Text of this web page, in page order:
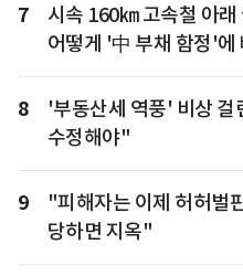
7
시속 160㎞ 고속철 아
어떻게 '中 부채 함정'에
8
'부동산세 역풍' 비상
수정해야"
9
"피해자는 이제 허허벌
당하면 지옥"